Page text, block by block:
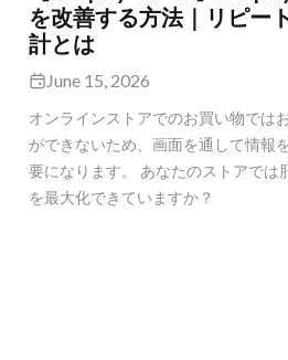
を改善する方法｜リピー
計とは
June 15, 2026
オンラインストアでのお買い物では
ができないため、画面を通して情報
要になります。 あなたのストアでは
を最大化できていますか？